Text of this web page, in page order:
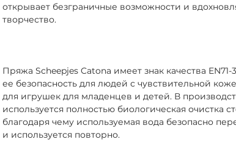
открывает безграничные возможности и
творчество.
Пряжа Scheepjes Catona имеет знак качества EN71-
ее безопасность для людей с чувствительной
для игрушек для младенцев и детей. В
используется полностью биологическая очистка
благодаря чему используемая вода безопасно
и используется повторно.